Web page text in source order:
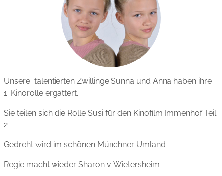
Unsere talentierten Zwillinge Sunna und Anna haben ihre
1. Kinorolle ergattert.
Sie teilen sich die Rolle Susi für den Kinofilm Immenhof Teil
2
Gedreht wird im schönen Münchner Umland
Regie macht wieder Sharon v. Wietersheim